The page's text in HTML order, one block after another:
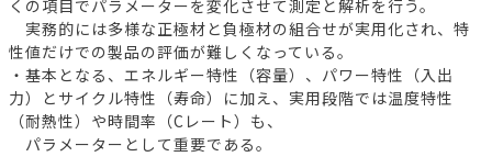
くの項目でパラメーターを変化させて測定と解析を行う。
実務的には多様な正極材と負極材の組合せが実用化され、特
性値だけでの製品の評価が難しくなっている。
・基本となる、エネルギー特性（容量）、パワー特性（入出
力）とサイクル特性（寿命）に加え、実用段階では温度特性
（耐熱性）や時間率（Cレート）も、
パラメーターとして重要である。